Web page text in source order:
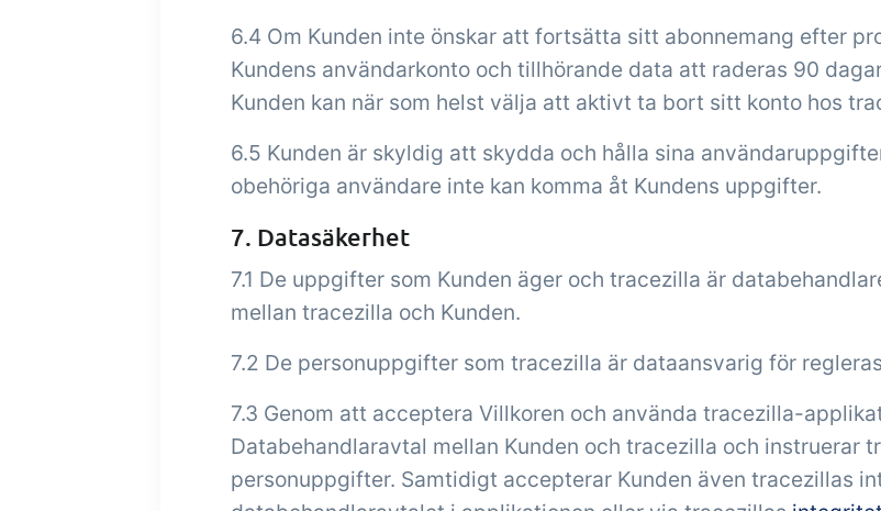
6.4 Om Kunden inte önskar att fortsätta sitt abonnemang efter
Kundens användarkonto och tillhörande data att raderas 90
Kunden kan när som helst välja att aktivt ta bort sitt konto hos
6.5 Kunden är skyldig att skydda och hålla sina
obehöriga användare inte kan komma åt Kundens uppgifter.
7. Datasäkerhet
7.1 De uppgifter som Kunden äger och tracezilla är
mellan tracezilla och Kunden.
7.2 De personuppgifter som tracezilla är dataansvarig för
7.3 Genom att acceptera Villkoren och använda tracezilla-
Databehandlaravtal mellan Kunden och tracezilla och instruerar
personuppgifter. Samtidigt accepterar Kunden även tracezillas